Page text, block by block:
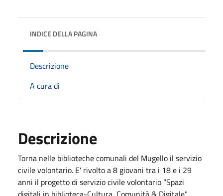
INDICE DELLA PAGINA
Descrizione
A cura di
Descrizione
Torna nelle biblioteche comunali del Mugello il servizio
civile volontario. E' rivolto a 8 giovani tra i 18 e i 29
anni il progetto di servizio civile volontario “Spazi